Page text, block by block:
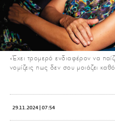
«Έχει τρομερό ενδιαφέρον να
νομίζεις πως δεν σου μοιάζει
29.11.2024 | 07:54